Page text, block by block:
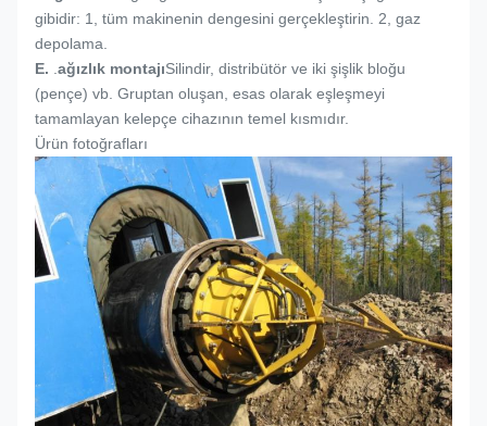
gibidir: 1, tüm makinenin dengesini gerçekleştirin. 2, gaz
depolama.
E. ağızlık montajıSilindir, distribütör ve iki şişlik bloğu
(pençe) vb. Gruptan oluşan, esas olarak eşleşmeyi
tamamlayan kelepçe cihazının temel kısmıdır.
Ürün fotoğrafları